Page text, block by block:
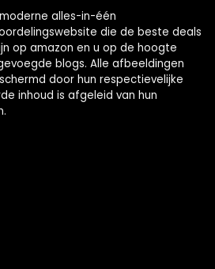
alles-in-één
die de beste deals
op amazon en u op de hoogte
blogs. Alle afbeeldingen
door hun respectievelijke
inhoud is afgeleid van hun